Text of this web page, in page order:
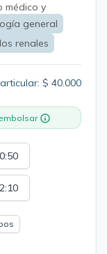
médico y
y
prostática
tipos de
incluida
tratamiento
vías,
cirugía
y cirugía
general
renales
$ 40.000